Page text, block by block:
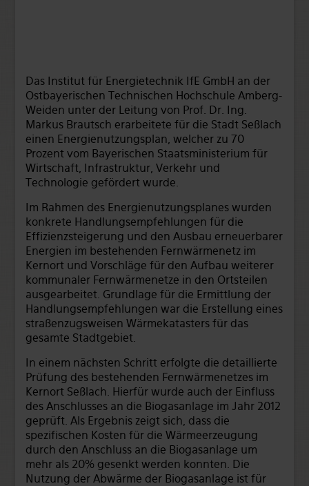
Das Institut für Energietechnik IfE GmbH an der
Ostbayerischen Technischen Hochschule Amberg-
Weiden unter der Leitung von Prof. Dr. Ing.
Markus Brautsch erarbeitete für die Stadt Seßlach
einen Energienutzungsplan, welcher zu 70
Prozent vom Bayerischen Staatsministerium für
Wirtschaft, Infrastruktur, Verkehr und
Technologie gefördert wurde.
Im Rahmen des Energienutzungsplanes wurden
konkrete Handlungsempfehlungen für die
Effizienzsteigerung und den Ausbau erneuerbarer
Energien im bestehenden Fernwärmenetz im
Kernort und Vorschläge für den Aufbau weiterer
kommunaler Fernwärmenetze in den Ortsteilen
ausgearbeitet. Grundlage für die Ermittlung der
Handlungsempfehlungen war die Erstellung eines
straßenzugsweisen Wärmekatasters für das
gesamte Stadtgebiet.
In einem nächsten Schritt erfolgte die detaillierte
Prüfung des bestehenden Fernwärmenetzes im
Kernort Seßlach. Hierfür wurde auch der Einfluss
des Anschlusses an die Biogasanlage im Jahr 2012
geprüft. Als Ergebnis zeigt sich, dass die
spezifischen Kosten für die Wärmeerzeugung
durch den Anschluss an die Biogasanlage um
mehr als 20% gesenkt werden konnten. Die
Nutzung der Abwärme der Biogasanlage ist für